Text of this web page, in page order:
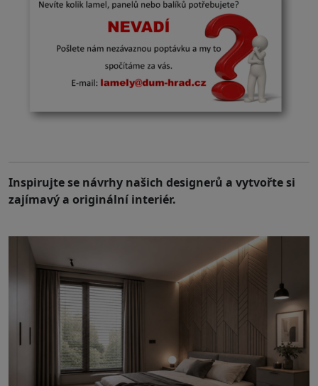
Inspirujte se návrhy našich designerů a vytvořte si
zajímavý a originální interiér.